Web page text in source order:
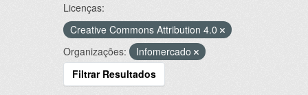
Licenças:
Creative Commons Attribution 4.0
Organizações:
Infomercado
Filtrar Resultados